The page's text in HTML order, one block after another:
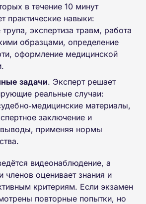
в течение 10 минут
практические навыки:
экспертиза травм, работа
образцами, определение
оформление медицинской
задачи. Эксперт решает
реальные случаи:
материалы,
заключение и
применяя нормы
видеонаблюдение, а
членов оценивает знания и
критериям. Если экзамен
повторные попытки, но